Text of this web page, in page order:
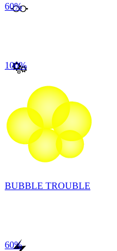
60%
100%
BUBBLE TROUBLE
60%